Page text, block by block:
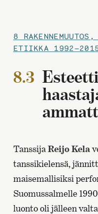
8
ETIIKKA
8.3
TanssijaReijo Kela
tanssikielensä,
maisemallisiksi
Suomussalmelle
luonto oli jälleen